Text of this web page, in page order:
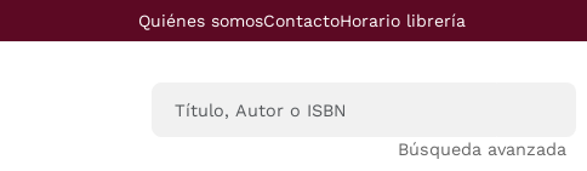
Saltar al contenido principal
Quiénes somosContactoHorario librería
Búsqueda avanzada